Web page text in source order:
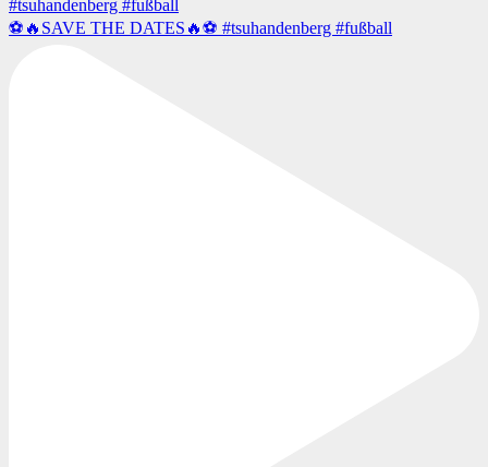
⚽️🔥SAVE THE DATES🔥⚽️ #tsuhandenberg #fußball